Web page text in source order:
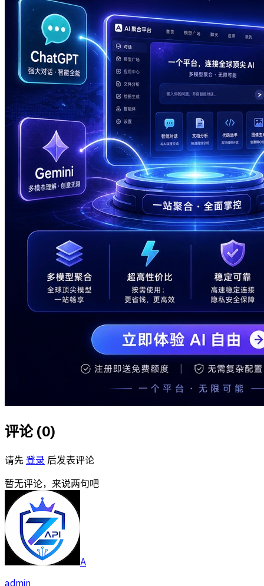
评论 (0)
请先 登录 后发表评论
暂无评论，来说两句吧
A
admin